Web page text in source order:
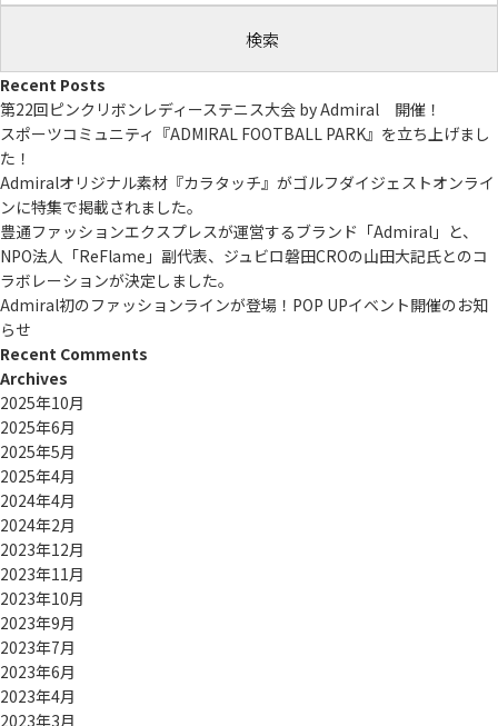
Recent Posts
第22回ピンクリボンレディーステニス大会 by Admiral 開催！
スポーツコミュニティ『ADMIRAL FOOTBALL PARK』を立ち上げまし
た！
Admiralオリジナル素材『カラタッチ』がゴルフダイジェストオンライ
ンに特集で掲載されました。
豊通ファッションエクスプレスが運営するブランド「Admiral」と、
NPO法人「ReFlame」副代表、ジュビロ磐田CROの山田大記氏とのコ
ラボレーションが決定しました。
Admiral初のファッションラインが登場！POP UPイベント開催のお知
らせ
Recent Comments
Archives
2025年10月
2025年6月
2025年5月
2025年4月
2024年4月
2024年2月
2023年12月
2023年11月
2023年10月
2023年9月
2023年7月
2023年6月
2023年4月
2023年3月